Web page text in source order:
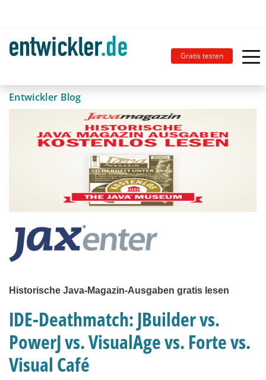
Gratis testen
Entwickler Blog
Historische Java-Magazin-Ausgaben gratis lesen
IDE-Deathmatch: JBuilder vs.
PowerJ vs. VisualAge vs. Forte vs.
Visual Café